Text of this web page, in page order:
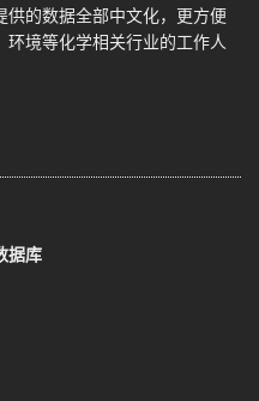
的数据全部中文化，更方便
环境等化学相关行业的工作人
据库